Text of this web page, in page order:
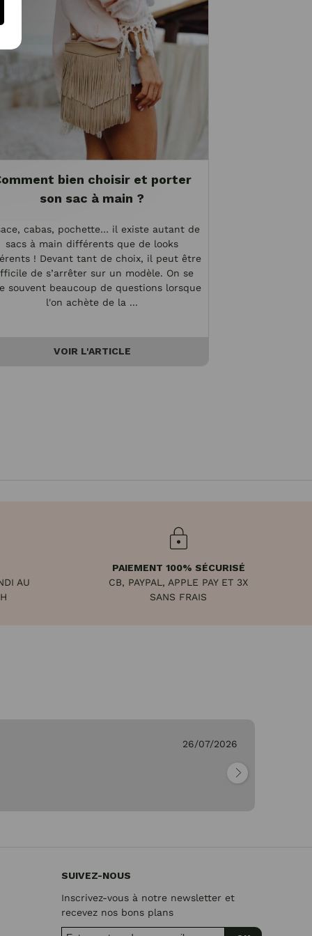
bien choisir et porter
son sac à main ?
cabas, pochette… il existe autant de
sacs à main différents que de looks
! Devant tant de choix, il peut être
de s’arrêter sur un modèle. On se
souvent beaucoup de questions lorsque
l'on achète de la ...
VOIR L'ARTICLE
AU
PAIEMENT 100% SÉCURISÉ
CB, PAYPAL, APPLE PAY ET 3X
SANS FRAIS
26/07/2026
SUIVEZ-NOUS
Inscrivez-vous à notre newsletter et
recevez nos bons plans